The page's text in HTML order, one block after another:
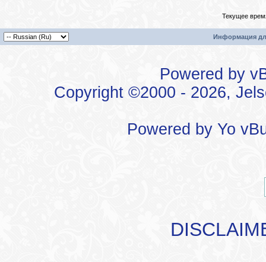
Текущее
Информация
Powered by
Copyright ©2000 - 2026,
Powered by Yo